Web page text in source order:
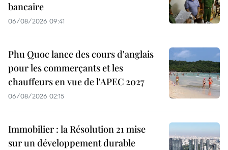
bancaire
06/08/2026 09:41
Phu Quoc lance des cours d'anglais
pour les commerçants et les
chauffeurs en vue de l'APEC 2027
06/08/2026 02:15
Immobilier : la Résolution 21 mise
sur un développement durable